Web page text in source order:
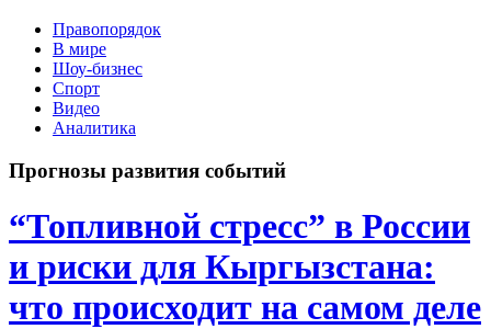
Правопорядок
В мире
Шоу-бизнес
Спорт
Видео
Аналитика
Прогнозы развития событий
“Топливной стресс” в России
и риски для Кыргызстана:
что происходит на самом деле